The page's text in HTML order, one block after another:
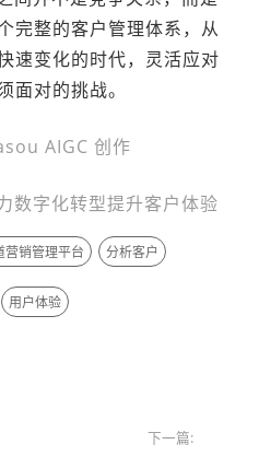
完整的客户管理体系，从
速变化的时代，灵活应对
面对的挑战。
AIGC 创作
数字化转型提升客户体验
营销管理平台 分析客户
用户体验
下一篇: